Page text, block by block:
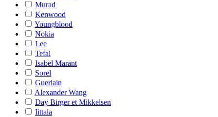
Murad
Kenwood
Youngblood
Nokia
Lee
Tefal
Isabel Marant
Sorel
Guerlain
Alexander Wang
Day Birger et Mikkelsen
Iittala